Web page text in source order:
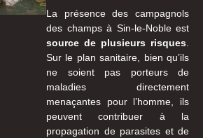
La présence des campagnols
des champs à Sin-le-Noble est
source de plusieurs risques.
Sur le plan sanitaire, bien qu’ils
ne soient pas porteurs de
maladies directement
menaçantes pour l’homme, ils
peuvent contribuer à la
propagation de parasites et de